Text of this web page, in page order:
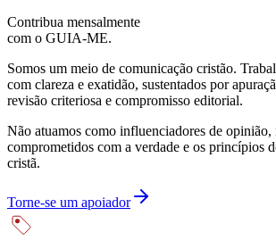
Contribua mensalmente
com o GUIA-ME.
Somos um meio de comunicação cristão.
com clareza e exatidão, sustentados por
revisão criteriosa e compromisso editorial.
Não atuamos como influenciadores de opinião,
comprometidos com a verdade e os princípios
cristã.
Torne-se um apoiador